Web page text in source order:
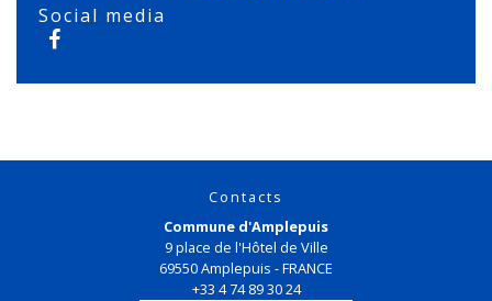
Social media
Contacts
Commune d'Amplepuis
9 place de l'Hôtel de Ville
69550 Amplepuis - FRANCE
+33 4 74 89 30 24